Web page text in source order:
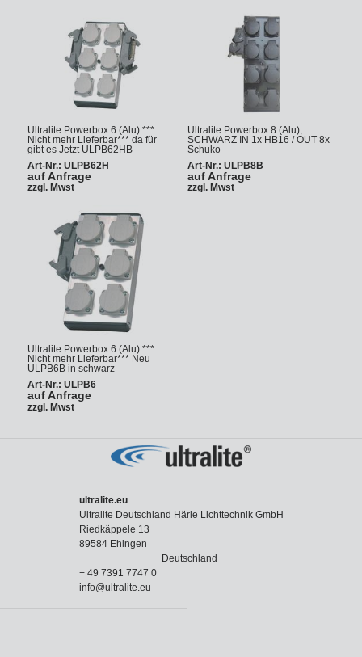
Ultralite Powerbox 6 (Alu) ***
Nicht mehr Lieferbar*** da für
gibt es Jetzt ULPB62HB
Art-Nr.: ULPB62H
auf Anfrage
zzgl. Mwst
Ultralite Powerbox 8 (Alu),
SCHWARZ IN 1x HB16 / OUT 8x
Schuko
Art-Nr.: ULPB8B
auf Anfrage
zzgl. Mwst
Ultralite Powerbox 6 (Alu) ***
Nicht mehr Lieferbar*** Neu
ULPB6B in schwarz
Art-Nr.: ULPB6
auf Anfrage
zzgl. Mwst
ultralite.eu
Ultralite Deutschland Härle Lichttechnik GmbH
Riedkäppele 13
89584 Ehingen
Deutschland
+ 49 7391 7747 0
info@ultralite.eu